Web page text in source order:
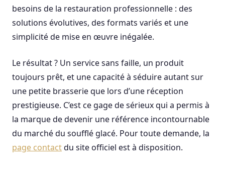
besoins de la restauration professionnelle : des
solutions évolutives, des formats variés et une
simplicité de mise en œuvre inégalée.
Le résultat ? Un service sans faille, un produit
toujours prêt, et une capacité à séduire autant sur
une petite brasserie que lors d’une réception
prestigieuse. C’est ce gage de sérieux qui a permis à
la marque de devenir une référence incontournable
du marché du soufflé glacé. Pour toute demande, la
page contactdu site officiel est à disposition.